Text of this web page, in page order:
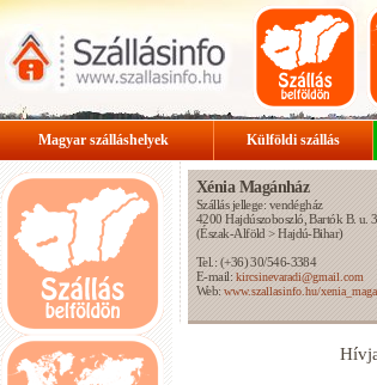
Magyar szálláshelyek Külföldi szállás
Xénia Magánház
Szállás jellege: vendégház
4200Hajdúszoboszló , Bartók B. u.
(Észak-Alföld >Hajdú-Bihar)
Tel.: (+36) 30/546-3384
E-mail: kircsinevaradi@gmail.com
Web:www.szallasinfo.hu/